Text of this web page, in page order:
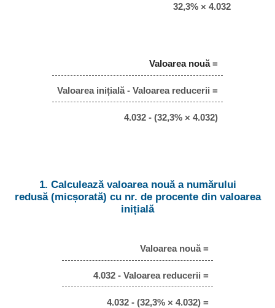
32,3% × 4.032
Valoarea nouă=
Valoarea inițială - Valoarea reducerii =
4.032 - (32,3% × 4.032)
1. Calculează valoarea nouă a numărului
redusă (micșorată) cu nr. de procente din valoarea
inițială
Valoarea nouă =
4.032 - Valoarea reducerii =
4.032 - (32,3% × 4.032) =